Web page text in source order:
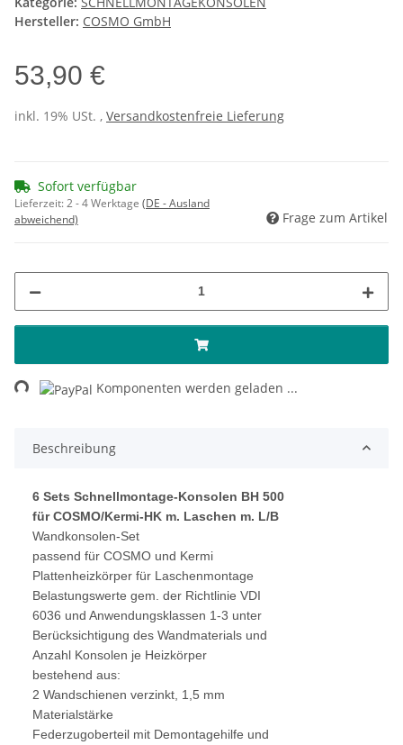
Hersteller: COSMO GmbH
53,90 €
inkl. 19% USt. , Versandkostenfreie Lieferung
Sofort verfügbar
Lieferzeit:2 - 4 Werktage (DE - Ausland
abweichend)
Frage zum Artikel
Komponenten werden geladen ...
Beschreibung
6 Sets Schnellmontage-Konsolen BH 500
für COSMO/Kermi-HK m. Laschen m. L/B
Wandkonsolen-Set
passend für COSMO und Kermi
Plattenheizkörper für Laschenmontage
Belastungswerte gem. der Richtlinie VDI
6036 und Anwendungsklassen 1-3 unter
Berücksichtigung des Wandmaterials und
Anzahl Konsolen je Heizkörper
bestehend aus:
2 Wandschienen verzinkt, 1,5 mm
Materialstärke
Federzugoberteil mit Demontagehilfe und